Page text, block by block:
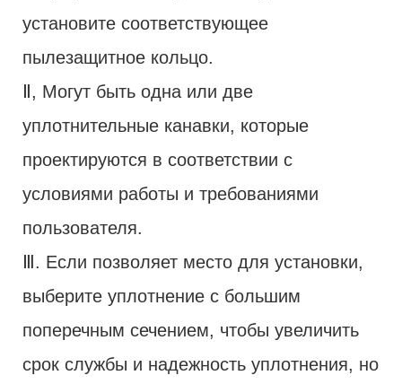
установите соответствующее
пылезащитное кольцо.
Ⅱ, Могут быть одна или две
уплотнительные канавки, которые
проектируются в соответствии с
условиями работы и требованиями
пользователя.
Ⅲ. Если позволяет место для установки,
выберите уплотнение с большим
поперечным сечением, чтобы увеличить
срок службы и надежность уплотнения, но